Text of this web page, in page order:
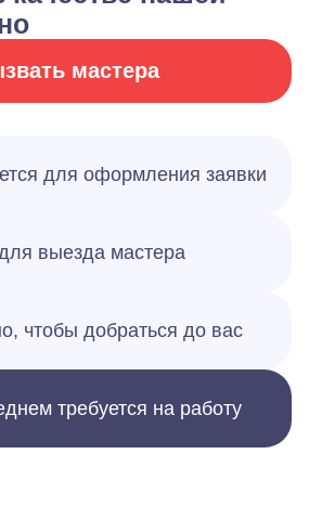
мастера
для оформления заявки
выезда мастера
чтобы добраться до вас
требуется на работу